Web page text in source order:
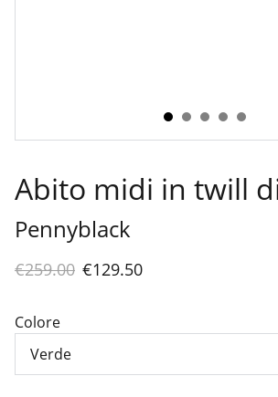
Abito midi in twill
Pennyblack
€259.00 €129.50
Colore